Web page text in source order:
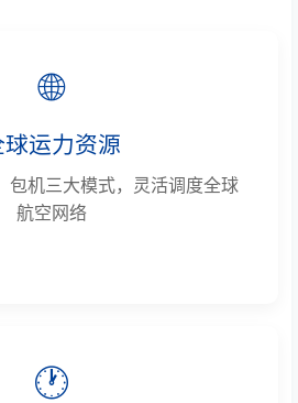
🌐
球运力资源
包机三大模式，灵活调度全球
航空网络
🕐